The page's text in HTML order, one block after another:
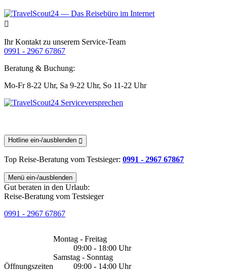
Ihr Kontakt zu unserem Service-Team
0991 - 2967 67867
Beratung & Buchung:
Mo-Fr 8-22 Uhr, Sa 9-22 Uhr, So 11-22 Uhr
Hotline ein-/ausblenden
Top Reise-Beratung vom Testsieger: 0991 - 2967 67867
Menü ein-/ausblenden
Gut beraten in den Urlaub:
Reise-Beratung vom Testsieger
0991 - 2967 67867
Öffnungszeiten
Montag - Freitag
09:00 - 18:00 Uhr
Samstag - Sonntag
09:00 - 14:00 Uhr